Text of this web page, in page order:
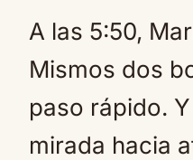
A las 5:50,
Mismos dos
paso rápido.
mirada hacia